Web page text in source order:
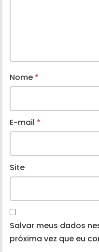
Nome *
E-mail *
Site
Salvar meus dados
próxima vez que eu